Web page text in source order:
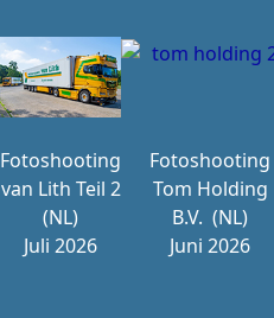
Fotoshooting
van Lith Teil 2
(NL)
Juli 2026
Fotoshooting
Tom Holding
B.V. (NL)
Juni 2026